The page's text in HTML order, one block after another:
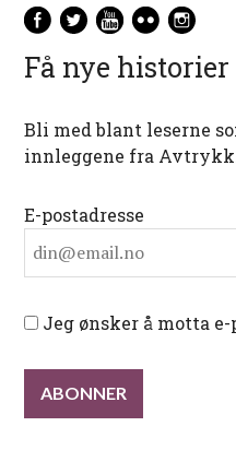
Få nye
Bli med blant leserne
innleggene fra
E-postadresse
Jeg ønsker å motta